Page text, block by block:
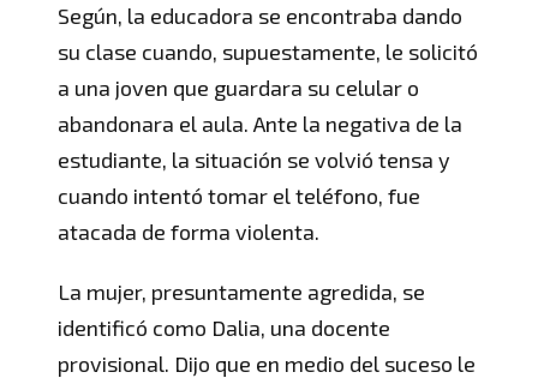
Según, la educadora se encontraba dando
su clase cuando, supuestamente, le solicitó
a una joven que guardara su celular o
abandonara el aula. Ante la negativa de la
estudiante, la situación se volvió tensa y
cuando intentó tomar el teléfono, fue
atacada de forma violenta.
La mujer, presuntamente agredida, se
identificó como Dalia, una docente
provisional. Dijo que en medio del suceso le